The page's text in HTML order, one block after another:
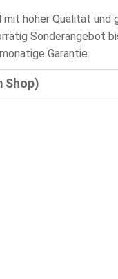
hoher Qualität und
Sonderangebot
Garantie.
Shop)